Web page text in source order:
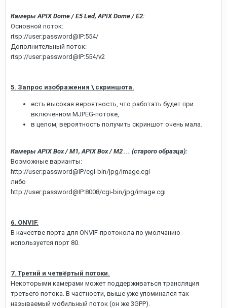
Камеры APIX Dome / E5 Led, APIX Dome / E2:
Основной поток:
rtsp://user:password@IP:554/
Дополнительный поток:
rtsp://user:password@IP:554/v2
5. Запрос изображения \ скриншота.
есть высокая вероятность, что работать будет при
включенном MJPEG-потоке,
в целом, вероятность получить скриншот очень мала.
Камеры APIX Box / M1, APIX Box / M2 ... (старого образца):
Возможные варианты:
http://user:password@IP/cgi-bin/jpg/image.cgi
либо
http://user:password@IP:8008/cgi-bin/jpg/image.cgi
6. ONVIF.
В качестве порта для ONVIF-протокола по умолчанию
используется порт 80.
7. Третий и четвёртый потоки.
Некоторыми камерами может поддерживаться трансляция
третьего потока. В частности, выше уже упоминался так
называемый мобильный поток (он же 3GPP).